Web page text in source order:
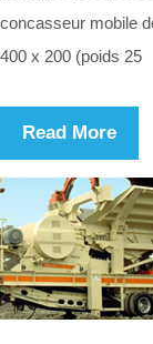
concasseur mobile
400 x 200 (poids 25
Read More